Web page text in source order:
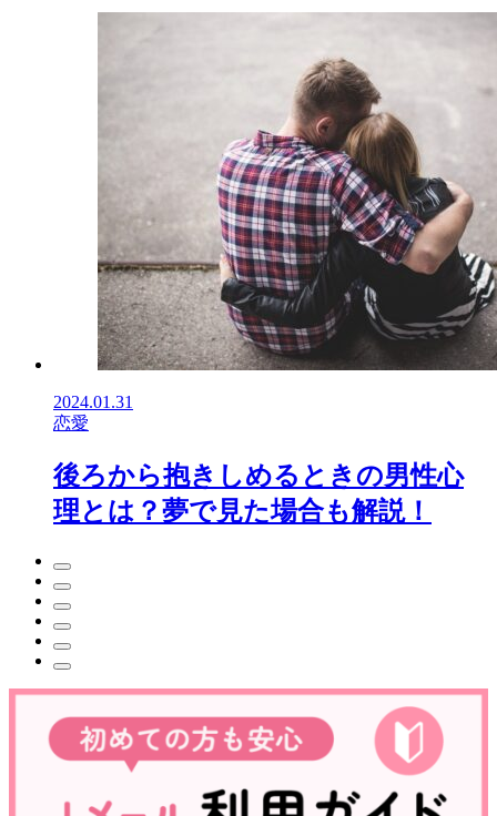
2024.01.31
恋愛
後ろから抱きしめるときの男性心
理とは？夢で見た場合も解説！